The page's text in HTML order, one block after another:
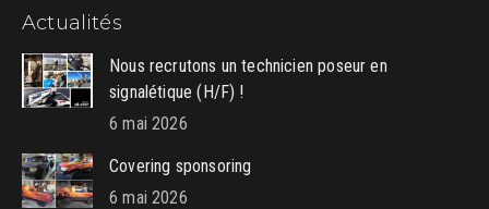
opens
in
new
window
opens
in
new
window
opens
in
new
window
Actualités
Nous recrutons un technicien poseur en
signalétique (H/F) !
6 mai 2026
Covering sponsoring
6 mai 2026